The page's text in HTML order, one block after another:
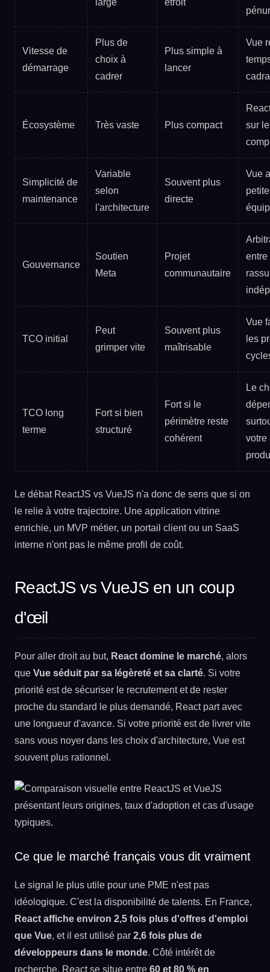
large
étroit
Vitesse de
démarrage
Plus de
choix à
cadrer
Plus simple à
lancer
Vue
Écosystème Très vaste Plus compact
sur
Simplicité de
maintenance
Variable
selon
l'architecture
Souvent plus
directe
Vue
Gouvernance
Soutien
Meta
Projet
communautaire
entre
TCO initial
Peut
grimper vite
Souvent plus
maîtrisable
Vue
les
TCO long
terme
Fort si bien
structuré
Fort si le
périmètre reste
cohérent
Le
votre
Le débat ReactJS vs VueJS n'a donc de sens que si on
le relie à votre trajectoire. Une application vitrine
enrichie, un MVP métier, un portail client ou un SaaS
interne n'ont pas le même profil de coût.
ReactJS vs VueJS en un coup
d'œil
Pour aller droit au but, React domine le marché, alors
que Vue séduit par sa légèreté et sa clarté. Si votre
priorité est de sécuriser le recrutement et de rester
proche du standard le plus demandé, React part avec
une longueur d'avance. Si votre priorité est de livrer vite
sans vous noyer dans les choix d'architecture, Vue est
souvent plus rationnel.
Ce que le marché français vous dit vraiment
Le signal le plus utile pour une PME n'est pas
idéologique. C'est la disponibilité de talents. En France,
React affiche environ 2,5 fois plus d'offres d'emploi
que Vue, et il est utilisé par 2,6 fois plus de
développeurs dans le monde. Côté intérêt de
recherche, React se situe entre 60 et 80 % en